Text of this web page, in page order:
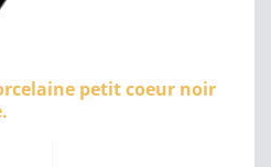
petit coeur noir